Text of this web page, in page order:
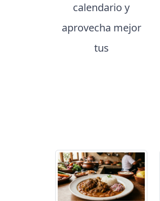
calendario y
aprovecha mejor
tus